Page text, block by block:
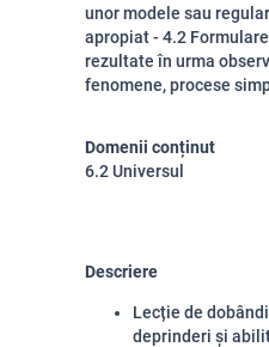
unor modele sau
apropiat - 4.2
rezultate în urma
fenomene, procese
Domenii conținut
6.2 Universul
Descriere
Lecție de
deprinderi și